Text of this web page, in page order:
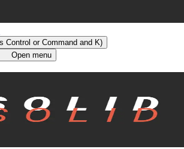
Control or Command and K)
Open menu